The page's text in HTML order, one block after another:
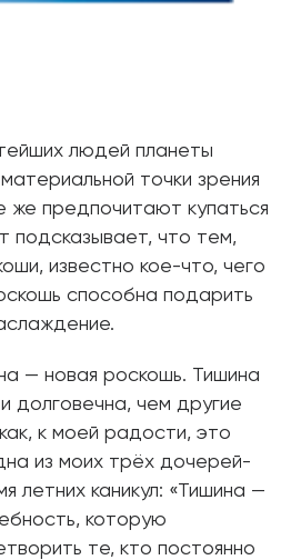
людей планеты
точки зрения
же предпочитают купаться
подсказывает, что тем,
известно кое-что, чего
способна подарить
— новая роскошь. Тишина
долговечна, чем другие
к моей радости, это
из моих трёх дочерей-
летних каникул: «Тишина —
которую
те, кто постоянно